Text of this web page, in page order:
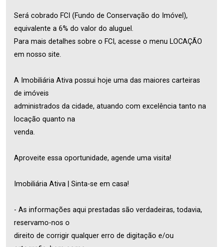
Será cobrado FCI (Fundo de Conservação do Imóvel),
equivalente a 6% do valor do aluguel.
Para mais detalhes sobre o FCI, acesse o menu LOCAÇÃO
em nosso site.
A Imobiliária Ativa possui hoje uma das maiores carteiras
de imóveis
administrados da cidade, atuando com excelência tanto na
locação quanto na
venda.
Aproveite essa oportunidade, agende uma visita!
Imobiliária Ativa | Sinta-se em casa!
- As informações aqui prestadas são verdadeiras, todavia,
reservamo-nos o
direito de corrigir qualquer erro de digitação e/ou